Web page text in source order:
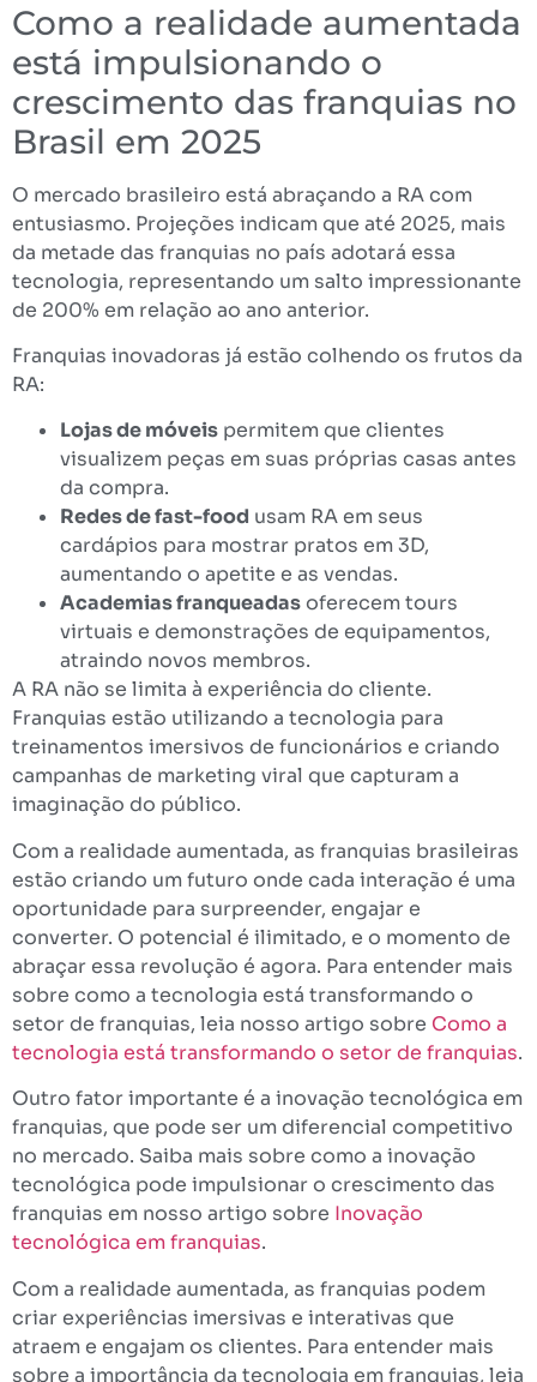
Como a realidade aumentada
está impulsionando o
crescimento das franquias no
Brasil em 2025
O mercado brasileiro está abraçando a RA com
entusiasmo. Projeções indicam que até 2025, mais
da metade das franquias no país adotará essa
tecnologia, representando um salto impressionante
de 200% em relação ao ano anterior.
Franquias inovadoras já estão colhendo os frutos da
RA:
Lojas de móveis permitem que clientes
visualizem peças em suas próprias casas antes
da compra.
Redes de fast-food usam RA em seus
cardápios para mostrar pratos em 3D,
aumentando o apetite e as vendas.
Academias franqueadasoferecem tours
virtuais e demonstrações de equipamentos,
atraindo novos membros.
A RA não se limita à experiência do cliente.
Franquias estão utilizando a tecnologia para
treinamentos imersivos de funcionários e criando
campanhas de marketing viral que capturam a
imaginação do público.
Com a realidade aumentada, as franquias brasileiras
estão criando um futuro onde cada interação é uma
oportunidade para surpreender, engajar e
converter. O potencial é ilimitado, e o momento de
abraçar essa revolução é agora. Para entender mais
sobre como a tecnologia está transformando o
setor de franquias, leia nosso artigo sobre Como a
tecnologia está transformando o setor de franquias.
Outro fator importante é a inovação tecnológica em
franquias, que pode ser um diferencial competitivo
no mercado. Saiba mais sobre como a inovação
tecnológica pode impulsionar o crescimento das
franquias em nosso artigo sobre Inovação
tecnológica em franquias.
Com a realidade aumentada, as franquias podem
criar experiências imersivas e interativas que
atraem e engajam os clientes. Para entender mais
sobre a importância da tecnologia em franquias, leia